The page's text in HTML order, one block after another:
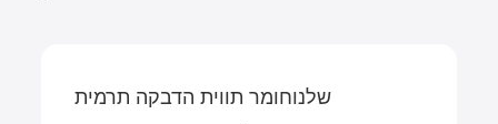
שלנוחומר תווית הדבקה תרמית